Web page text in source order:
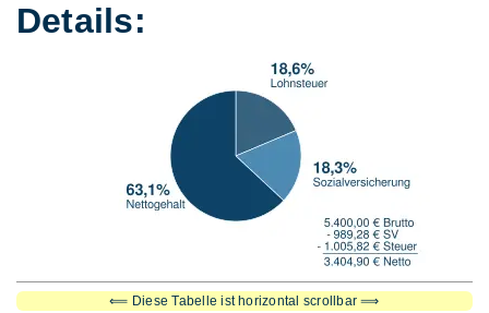
Details:
⟸ Diese Tabelle ist horizontal scrollbar ⟹